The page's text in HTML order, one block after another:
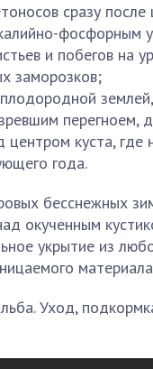
сразу после
фосфорным
и побегов на
заморозков;
перегноем,
центром куста, где
года.
бесснежных
окученным
укрытие из
Уход,